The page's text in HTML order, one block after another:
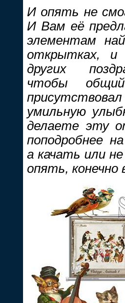
И опять не
И Вам её
элементам
открытках,
других
чтобы
умильную
делаете эту
поподробнее
а качать или
опять, конечно